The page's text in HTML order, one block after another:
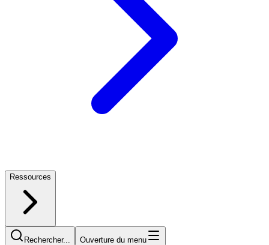
Ressources
Rechercher... Ouverture du menu